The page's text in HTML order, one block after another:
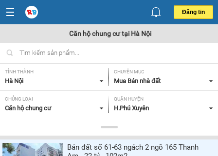
Đăng tin
Căn hộ chung cư tại Hà Nội
TỈNH THÀNH
Hà Nội
CHUYÊN MỤC
Mua Bán nhà đất
CHỦNG LOẠI
Căn hộ chung cư
QUẬN HUYỆN
H.Phú Xuyên
Tất cả
MỨC GIÁ
Tất cả
SỐ PHÒNG NGỦ CĂN GÓC/ CĂN THƯỜNG
Bán đất số 61-63 ngách 2 ngõ 165 Thanh